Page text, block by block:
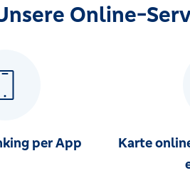
Online-
per App
Karte